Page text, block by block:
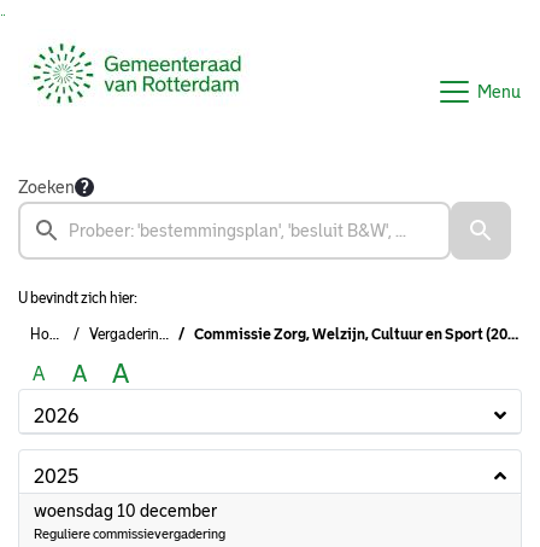
Menu
Zoeken
U bevindt zich hier:
Home Vergaderingen Commissie Zorg, Welzijn, Cultuur en Sport (2022 - 2026)
A A A
2026
2025
woensdag 10 december2025
Reguliere commissievergadering